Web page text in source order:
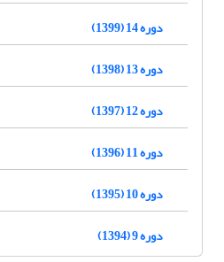
دوره 14 (1399)
دوره 13 (1398)
دوره 12 (1397)
دوره 11 (1396)
دوره 10 (1395)
دوره 9 (1394)